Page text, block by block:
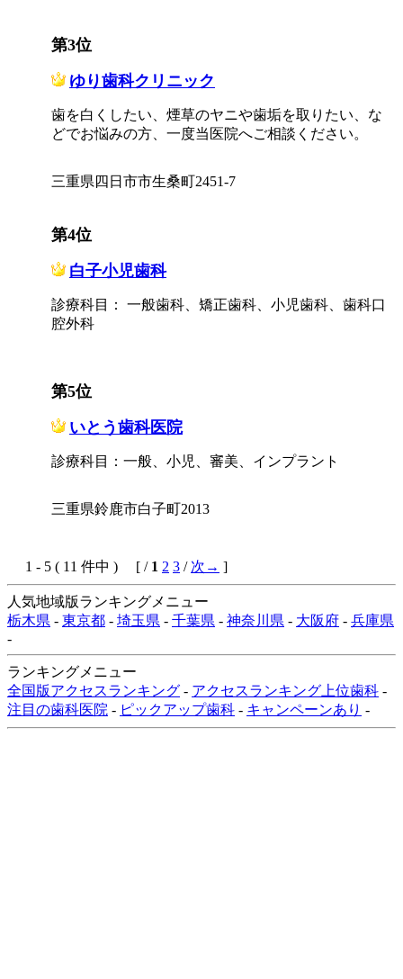
第3位
ゆり歯科クリニック
歯を白くしたい、煙草のヤニや歯垢を取りたい、な
どでお悩みの方、一度当医院へご相談ください。
三重県四日市市生桑町2451-7
第4位
白子小児歯科
診療科目： 一般歯科、矯正歯科、小児歯科、歯科口
腔外科
第5位
いとう歯科医院
診療科目：一般、小児、審美、インプラント
三重県鈴鹿市白子町2013
1 - 5 ( 11 件中 ) [ / 1 2 3 / 次→ ]
人気地域版ランキングメニュー
栃木県 - 東京都 - 埼玉県 - 千葉県 - 神奈川県 - 大阪府 - 兵庫県
-
ランキングメニュー
全国版アクセスランキング - アクセスランキング上位歯科 -
注目の歯科医院 - ピックアップ歯科 - キャンペーンあり -